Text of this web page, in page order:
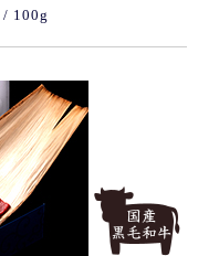
/ 100g